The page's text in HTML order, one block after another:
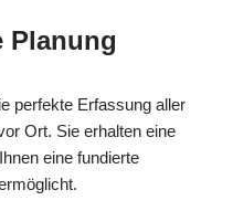
Planung
perfekte Erfassung aller
Ort. Sie erhalten eine
eine fundierte